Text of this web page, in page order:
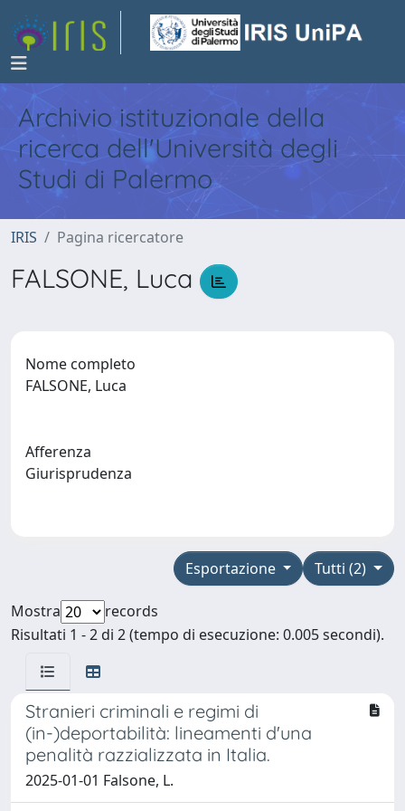
Archivio istituzionale della
ricerca dell'Università degli
Studi di Palermo
IRIS Pagina ricercatore
FALSONE, Luca
Nome completo
FALSONE, Luca
Afferenza
Giurisprudenza
Tutti (2)
Esportazione
Mostra
records
Risultati 1 - 2 di 2 (tempo di esecuzione: 0.005 secondi).
Stranieri criminali e regimi di
(in-)deportabilità: lineamenti d'una
penalità razzializzata in Italia.
2025-01-01 Falsone, L.